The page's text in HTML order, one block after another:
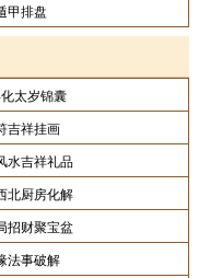
甲排盘
太岁锦囊
吉祥挂画
水吉祥礼品
北厨房化解
招财聚宝盆
法事破解